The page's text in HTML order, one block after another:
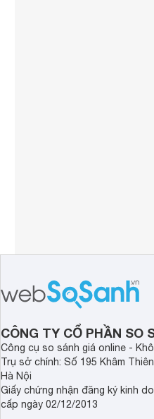
CÔNG TY CỔ PHẦN SO
Công cụ so sánh giá online -
Trụ sở chính: Số 195 Khâm
Hà Nội
Giấy chứng nhận đăng ký kinh
cấp ngày 02/12/2013